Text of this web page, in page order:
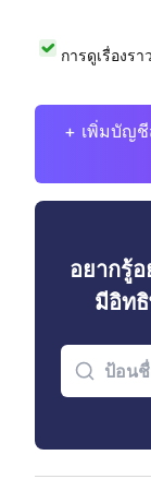
การดูเรื่องร
+ เพิ่มบัญชี
อยากรู้
มีอิท